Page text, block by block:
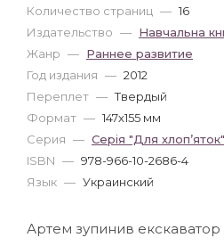
Количество страниц — 16
Издательство — Навчальна
Жанр — Раннее развитие
Год издания — 2012
Переплет — Твердый
Формат — 147x155 мм
Серия — Серія "Для хлоп’яток"
ISBN — 978-966-10-2686-4
Язык — Украинский
Артем зупинив екскаватор